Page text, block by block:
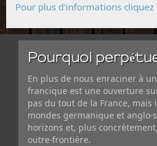
Pour plus d'informations cliquez
Pourquoi
En plus de nous enraciner à
francique est une ouverture
pas du tout de la France,
mondes germanique et anglo-
horizons et, plus
outre-frontière.